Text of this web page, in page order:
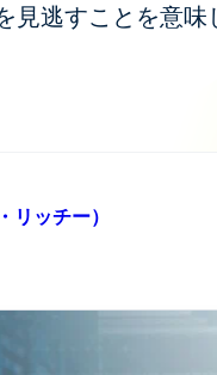
見逃すことを意味
リッチー）